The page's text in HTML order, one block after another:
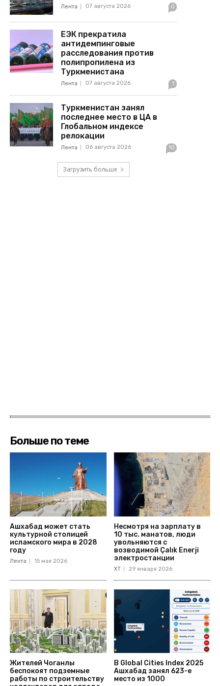
Лента 07 августа 2026 0
ЕЭК прекратила
антидемпинговые
расследования против
полипропилена из
Туркменистана
Лента 07 августа 2026 1
Туркменистан занял
последнее место в ЦА в
Глобальном индексе
релокации
Лента 06 августа 2026 10
Загрузить больше
Больше по теме
Ашхабад может стать
культурной столицей
исламского мира в 2028
году
Лента 15 мая 2026
Несмотря на зарплату в
10 тыс. манатов, люди
увольняются с
возводимой Çalık Enerji
электростанции
ХТ 29 января 2026
Жителей Чоганлы
беспокоят подземные
работы по строительству
В Global Cities Index 2025
Ашхабад занял 623-е
место из 1000